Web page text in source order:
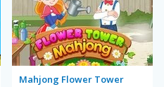
Mahjong Flower Tower